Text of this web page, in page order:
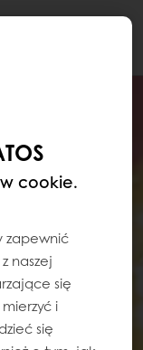
cookie.
zapewnić
naszej
się
i
się